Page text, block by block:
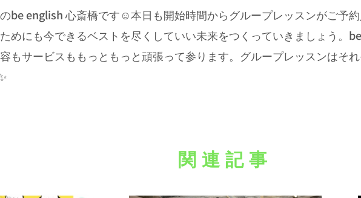
be english 心斎橋です☺️本日も開始時間からグループレッスンがご予
めにも今できるベストを尽くしていい未来をつくっていきましょう。
もサービスももっともっと頑張って参ります。グループレッスンはそ
関連記事